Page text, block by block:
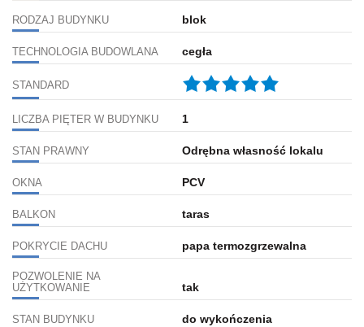
RODZAJ BUDYNKU blok
TECHNOLOGIA BUDOWLANA cegła
STANDARD
LICZBA PIĘTER W BUDYNKU 1
STAN PRAWNY Odrębna własność lokalu
OKNA PCV
BALKON taras
POKRYCIE DACHU papa termozgrzewalna
POZWOLENIE NA
UŻYTKOWANIE
tak
STAN BUDYNKU do wykończenia